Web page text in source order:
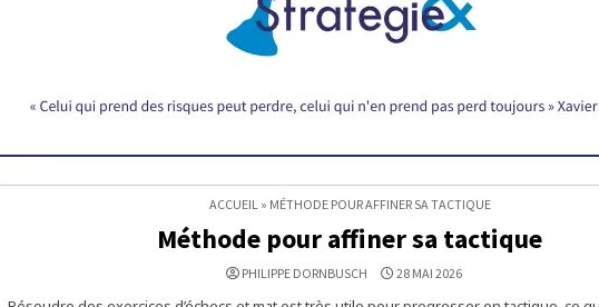
ACCUEIL» MÉTHODE POUR AFFINER SA TACTIQUE
Méthode pour affiner sa tactique
PHILIPPE DORNBUSCH 28 MAI 2026